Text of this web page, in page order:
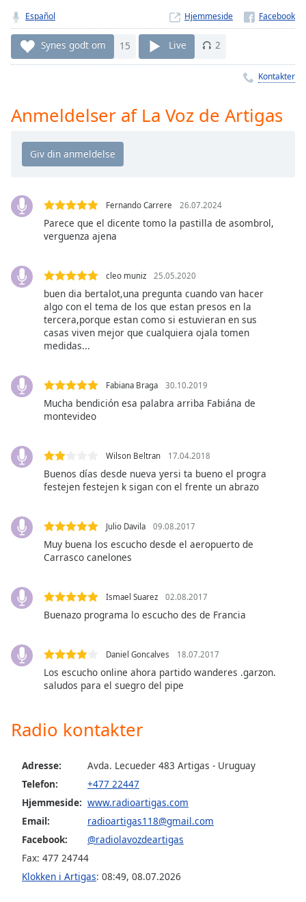
1x
Playback
Rate
Chapters
descriptions
Subtitles
subtitles
opens
subtitles
settings
dialog
subtitles
Audio
Picture
Fullscreen
modal
window.
dialog
will
cancel
window.
Color
Opacity
Background
Color
Español Hjemmeside
Synes godt om 15 Live 2
Kontakter
Anmeldelser af La Voz de Artigas
Fernando Carrere 26.07.2024
Parece que el dicente tomo la pastilla de asombrol,
verguenza ajena
cleo muniz 25.05.2020
buen dia bertalot,una pregunta cuando van hacer
algo con el tema de los que estan presos en la
tercera,porque estan como si estuvieran en sus
casas viven mejor que cualquiera ojala tomen
medidas...
Fabiana Braga 30.10.2019
Mucha bendición esa palabra arriba Fabiána de
montevideo
Wilson Beltran 17.04.2018
Buenos días desde nueva yersi ta bueno el progra
festejen festejen k sigan con el frente un abrazo
Julio Davila 09.08.2017
Muy buena los escucho desde el aeropuerto de
Carrasco canelones
Ismael Suarez 02.08.2017
Buenazo programa lo escucho des de Francia
Daniel Goncalves 18.07.2017
Los escucho online ahora partido wanderes .garzon.
saludos para el suegro del pipe
Radio kontakter
Adresse:
Avda. Lecueder 483 Artigas - Uruguay
Telefon:
+477 22447
Hjemmeside: www.radioartigas.com
Email:
radioartigas118@gmail.com
Facebook:
@radiolavozdeartigas
Fax: 477 24744
Klokken i Artigas: 08:49, 08.07.2026